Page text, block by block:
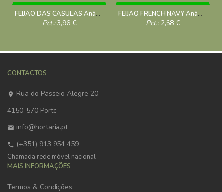
FEIJÃO DAS CASULAS Anão 100g
Pct.:3,96 €
FEIJÃO FRENCH NAVY Anão-Vagem 100g
Pct.: 2,68 €
CONTACTOS
Rua do Passeio Alegre 20
4150-570 Porto
info@hortaria.pt
(+351) 913 954 459
Chamada rede móvel nacional
MAIS INFORMAÇÕES
Termos & Condições